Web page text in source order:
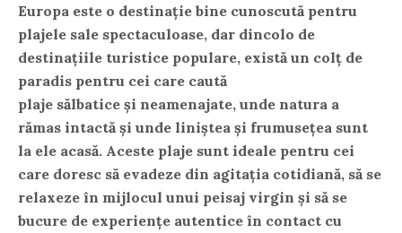
Europa este o destinație bine cunoscută pentru
plajele sale spectaculoase, dar dincolo de
destinațiile turistice populare, există un colț de
paradis pentru cei care caută
plaje sălbatice și neamenajate, unde natura a
rămas intactă și unde liniștea și frumusețea sunt
la ele acasă. Aceste plaje sunt ideale pentru cei
care doresc să evadeze din agitația cotidiană, să se
relaxeze în mijlocul unui peisaj virgin și să se
bucure de experiențe autentice în contact cu